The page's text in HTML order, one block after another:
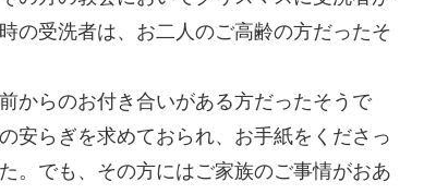
の受洗者は、お二人のご高齢の方だったそ
からのお付き合いがある方だったそうで
安らぎを求めておられ、お手紙をくださっ
。でも、その方にはご家族のご事情がおあ